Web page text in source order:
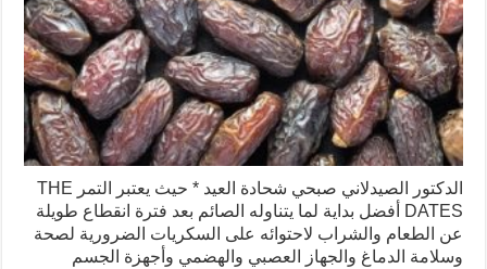
الدكتور الصيدلاني صبحي شحادة العيد * حيث يعتبر التمر THE
DATES أفضل بداية لما يتناوله الصائم بعد فترة انقطاع طويلة
عن الطعام والشراب لاحتوائه على السكريات الضرورية لصحة
وسلامة الدماغ والجهاز العصبي والهضمي وأجهزة الجسم